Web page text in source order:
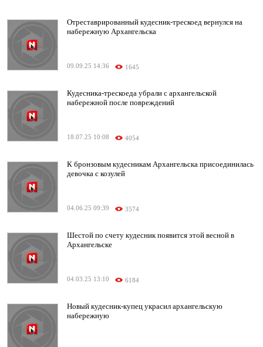
Отреставрированный кудесник-трескоед вернулся на
набережную Архангельска
09.09.25 14:36 1645
Кудесника-трескоеда убрали с архангельской
набережной после повреждений
18.07.25 10:08 4054
К бронзовым кудесникам Архангельска присоединилась
девочка с козулей
04.06.25 09:39 3574
Шестой по счету кудесник появится этой весной в
Архангельске
04.03.25 13:10 6184
Новый кудесник-купец украсил архангельскую
набережную